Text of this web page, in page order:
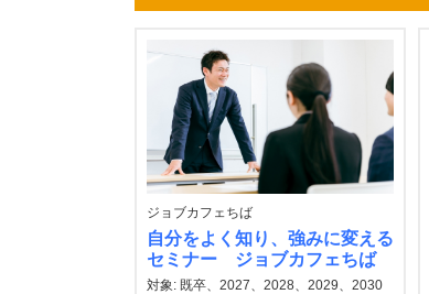
ジョブカフェちば
自分をよく知り、強みに変える
セミナー ジョブカフェちば
対象: 既卒、2027、2028、2029、2030